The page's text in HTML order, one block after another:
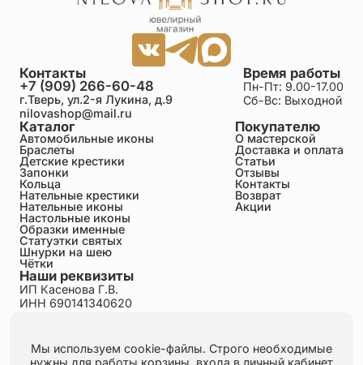
Каталог
Автомобильные иконы
Браслеты
Детские крестики
Запонки
Кольца
Нательные крестики
Нательные иконы
Настольные иконы
Образки именные
Статуэтки святых
Шнурки на шею
Чётки
Покупателю
О мастерской
Доставка и оплата
Статьи
Отзывы
Контакты
Возврат
Акции
Время работы
Пн-Пт: 9.00-17.00
Сб-Вс: Выходной
Контакты
+7 (909) 266-60-48
г.Тверь, ул.2-я Лукина, д.9
nilovashop@mail.ru
Наши реквизиты
ИП Касенова Г.В.
ИНН 690141340620
Пользовательское соглашение
Публичная оферта
Мы используем cookie-файлы. Строго необходимые
нужны для работы корзины, входа в личный кабинет